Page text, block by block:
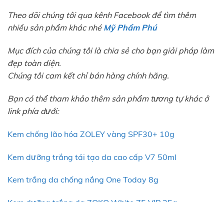
Theo dõi chúng tôi qua kênh Facebook để tìm thêm
nhiều sản phẩm khác nhé Mỹ Phẩm Phú
Mục đích của chúng tôi là chia sẻ cho bạn giải pháp làm
đẹp toàn diện.
Chúng tôi cam kết chỉ bán hàng chính hãng.
Bạn có thể tham khảo thêm sản phẩm tương tự khác ở
link phía dưới:
Kem chống lão hóa ZOLEY vàng SPF30+ 10g
Kem dưỡng trắng tái tạo da cao cấp V7 50ml
Kem trắng da chống nắng One Today 8g